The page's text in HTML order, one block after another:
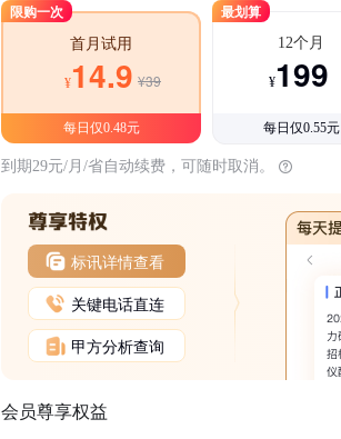
限购一次
首月试用
¥14.9 ¥39
每日仅0.48元
最划算
12个月
¥199
每日仅0.55元
到期29元/月/省自动续费，可随时取消。
标讯详情查看
关键电话直连
甲方分析查询
会员尊享权益